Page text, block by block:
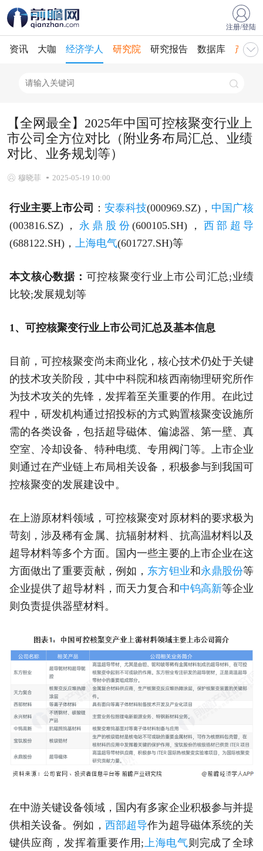
注册/登陆
资讯 大咖 经济学人 研究院 研究报告 数据库 产业
【全网最全】2025年中国可控核聚变行业上
市公司全方位对比（附业务布局汇总、业绩
对比、业务规划等）
穆晓菲 2025-05-19 10:00
行业主要上市公司 ：安泰科技(000969.SZ)， 中国广核
(003816.SZ)， 永鼎股份(600105.SH)， 西部超导
(688122.SH)，
上海电气(601727.SH)等
本文核心数据： 可控核聚变行业上市公司汇总;业绩
比较;发展规划等
1、可控核聚变行业上市公司汇总及基本信息
目前，可控核聚变尚未商业化，核心技术仍处于关键
的技术攻关阶段，其中中科院和核西南物理研究所作
为技术攻关的先锋，发挥着至关重要的作用。在此过
程中，研发机构通过招投标的方式购置核聚变设施所
需的各类设备，包括超导磁体、偏滤器、第一壁、真
空室、冷却设备、特种电缆、专用阀门等。上市企业
则通过在产业链上布局相关设备，积极参与到我国可
控核聚变的发展建设中。
在上游原材料领域，可控核聚变对原材料的要求极为
苛刻，涉及稀有金属、抗辐射材料、抗高温材料以及
超导材料等多个方面。国内一些主要的上市企业在这
方面做出了重要贡献，例如， 东方钽业和永鼎股份等
企业提供了超导材料，而天力复合和中钨高新等企业
则负责提供器壁材料。
在中游关键设备领域，国内有多家企业积极参与并提
供相关设备。例如， 西部超导作为超导磁体系统的关
键供应商，发挥着重要作用;上海电气则完成了全球